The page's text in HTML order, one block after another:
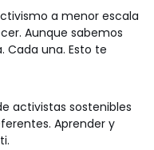
a menor escala
Aunque sabemos
Cada una. Esto te
activistas sostenibles
Aprender y